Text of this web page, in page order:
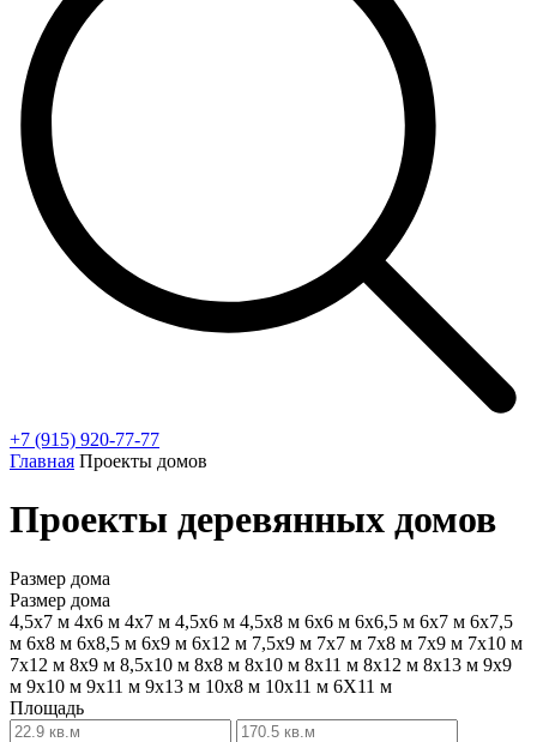
+7 (915) 920-77-77
Главная Проекты домов
Проекты деревянных домов
Размер дома
Размер дома
4,5х7 м 4х6 м 4х7 м 4,5х6 м 4,5х8 м 6х6 м 6х6,5 м 6х7 м 6х7,5
м 6х8 м 6х8,5 м 6х9 м 6х12 м 7,5х9 м 7х7 м 7х8 м 7х9 м 7х10 м
7х12 м 8х9 м 8,5х10 м 8х8 м 8х10 м 8х11 м 8х12 м 8х13 м 9х9
м 9х10 м 9х11 м 9х13 м 10х8 м 10х11 м 6Х11 м
Площадь